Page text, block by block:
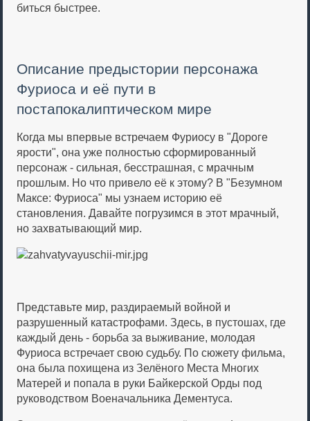
биться быстрее.
Описание предыстории персонажа
Фуриоса и её пути в
постапокалиптическом мире
Когда мы впервые встречаем Фуриосу в "Дороге
ярости", она уже полностью сформированный
персонаж - сильная, бесстрашная, с мрачным
прошлым. Но что привело её к этому? В "Безумном
Максе: Фуриоса" мы узнаем историю её
становления. Давайте погрузимся в этот мрачный,
но захватывающий мир.
Представьте мир, раздираемый войной и
разрушенный катастрофами. Здесь, в пустошах, где
каждый день - борьба за выживание, молодая
Фуриоса встречает свою судьбу. По сюжету фильма,
она была похищена из Зелёного Места Многих
Матерей и попала в руки Байкерской Орды под
руководством Военачальника Дементуса.